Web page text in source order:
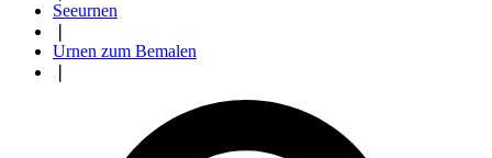
Seeurnen
Urnen zum Bemalen